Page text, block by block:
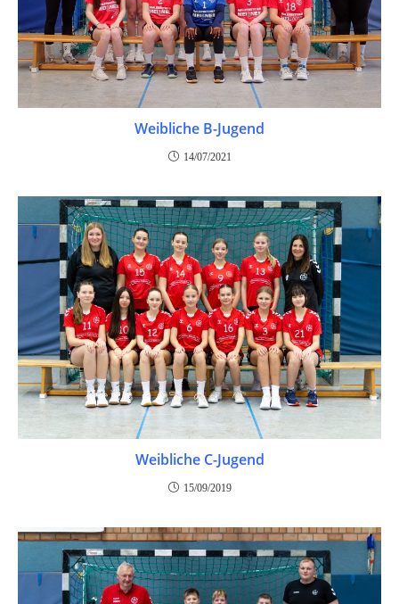
Weibliche B-Jugend
14/07/2021
Weibliche C-Jugend
15/09/2019